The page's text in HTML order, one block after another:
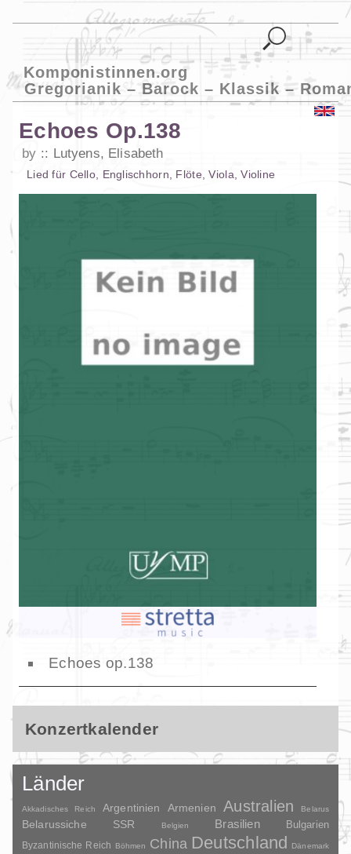
Komponistinnen.org
Gregorianik – Barock – Klassik –
Echoes Op.138
by Lutyens, Elisabeth
Lied für Cello, Englischhorn Flöte,Viola ,Violine
Echoes op.138
Konzertkalender
Länder
Akkadisches Reich Argentinien Armenien Australien Belarus
Belarussiche SSR Belgien Brasilien Bulgarien
Byzantinische Reich Böhmen China Deutschland Dänemark